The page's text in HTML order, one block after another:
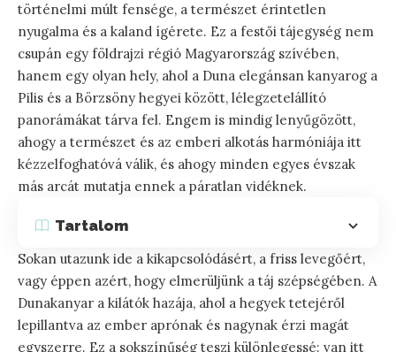
történelmi múlt fensége, a természet érintetlen
nyugalma és a kaland ígérete. Ez a festői tájegység nem
csupán egy földrajzi régió Magyarország szívében,
hanem egy olyan hely, ahol a Duna elegánsan kanyarog a
Pilis és a Börzsöny hegyei között, lélegzetelállító
panorámákat tárva fel. Engem is mindig lenyűgözött,
ahogy a természet és az emberi alkotás harmóniája itt
kézzelfoghatóvá válik, és ahogy minden egyes évszak
más arcát mutatja ennek a páratlan vidéknek.
Tartalom
Sokan utazunk ide a kikapcsolódásért, a friss levegőért,
vagy éppen azért, hogy elmerüljünk a táj szépségében. A
Dunakanyar a kilátók hazája, ahol a hegyek tetejéről
lepillantva az ember aprónak és nagynak érzi magát
egyszerre. Ez a sokszínűség teszi különlegessé: van itt